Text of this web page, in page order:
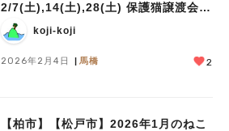
2/7(土),14(土),28(土) 保護猫譲渡会
by NPO法人にゃん2
koji-koji
2026年2月4日 馬橋 2
【柏市】【松戸市】2026年1月のねこ